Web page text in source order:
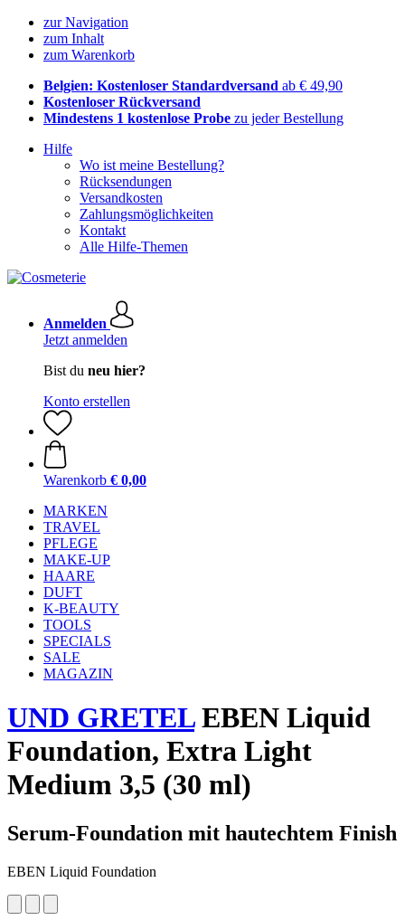
zur Navigation
zum Inhalt
zum Warenkorb
Belgien: Kostenloser Standardversand ab € 49,90
Kostenloser Rückversand
Mindestens 1 kostenlose Probe zu jeder Bestellung
Hilfe
Wo ist meine Bestellung?
Rücksendungen
Versandkosten
Zahlungsmöglichkeiten
Kontakt
Alle Hilfe-Themen
Anmelden
Jetzt anmelden
Bist du neu hier?
Konto erstellen
Warenkorb € 0,00
MARKEN
TRAVEL
PFLEGE
MAKE-UP
HAARE
DUFT
K-BEAUTY
TOOLS
SPECIALS
SALE
MAGAZIN
UND GRETELEBEN Liquid
Foundation, Extra Light
Medium 3,5 (30 ml)
Serum-Foundation mit hautechtem Finish
EBEN Liquid Foundation